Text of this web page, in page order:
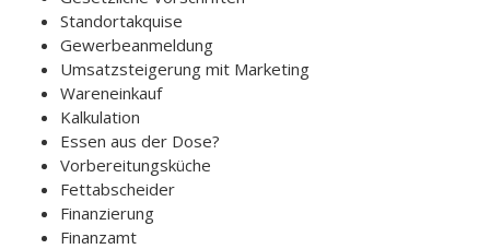
Standortakquise
Gewerbeanmeldung
Umsatzsteigerung mit Marketing
Wareneinkauf
Kalkulation
Essen aus der Dose?
Vorbereitungsküche
Fettabscheider
Finanzierung
Finanzamt